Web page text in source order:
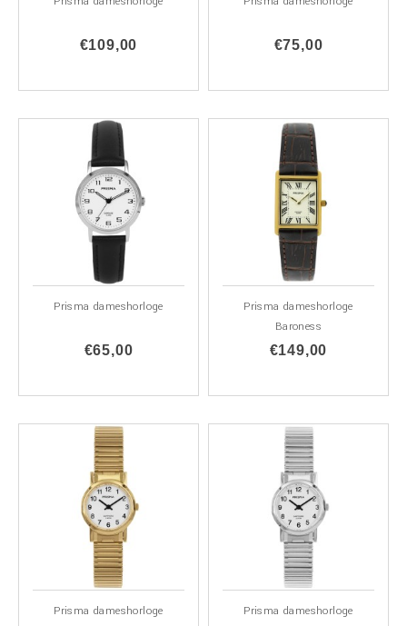
€109,00 €75,00
Prisma dameshorloge
€65,00
Prisma dameshorloge
Baroness
€149,00
Prisma dameshorloge Prisma dameshorloge